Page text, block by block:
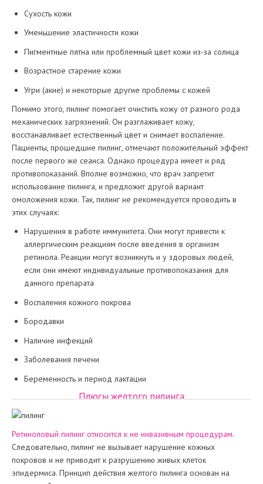
Сухость кожи
Уменьшение эластичности кожи
Пигментные пятна или проблемный цвет кожи из-за солнца
Возрастное старение кожи
Угри (акне) и некоторые другие проблемы с кожей
Помимо этого, пилинг помогает очистить кожу от разного рода
механических загрязнений. Он разглаживает кожу,
восстанавливает естественный цвет и снимает воспаление.
Пациенты, прошедшие пилинг, отмечают положительный эффект
после первого же сеанса. Однако процедура имеет и ряд
противопоказаний. Вполне возможно, что врач запретит
использование пилинга, и предложит другой вариант
омоложения кожи. Так, пилинг не рекомендуется проводить в
этих случаях:
Нарушения в работе иммунитета. Они могут привести к
аллергическим реакциям после введения в организм
ретинола. Реакции могут возникнуть и у здоровых людей,
если они имеют индивидуальные противопоказания для
данного препарата
Воспаления кожного покрова
Бородавки
Наличие инфекций
Заболевания печени
Беременность и период лактации
Плюсы желтого пилинга
Ретиноловый пилинг относится к не инвазивным процедурам.
Следовательно, пилинг не вызывает нарушение кожных
покровов и не приводит к разрушению живых клеток
эпидермиса. Принцип действия желтого пилинга основан на